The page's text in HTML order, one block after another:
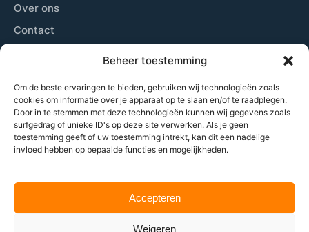
Beheer toestemming
Om de beste ervaringen te bieden, gebruiken wij technologieën zoals
cookies om informatie over je apparaat op te slaan en/of te raadplegen.
Door in te stemmen met deze technologieën kunnen wij gegevens zoals
surfgedrag of unieke ID's op deze site verwerken. Als je geen
toestemming geeft of uw toestemming intrekt, kan dit een nadelige
invloed hebben op bepaalde functies en mogelijkheden.
Accepteren
Weigeren
Over ons
Contact
Laatste nieuws
Wij plaatsen zowel nieuwsberichten, beschrijven de
beste locaties om padel te spelen, geven tips aan